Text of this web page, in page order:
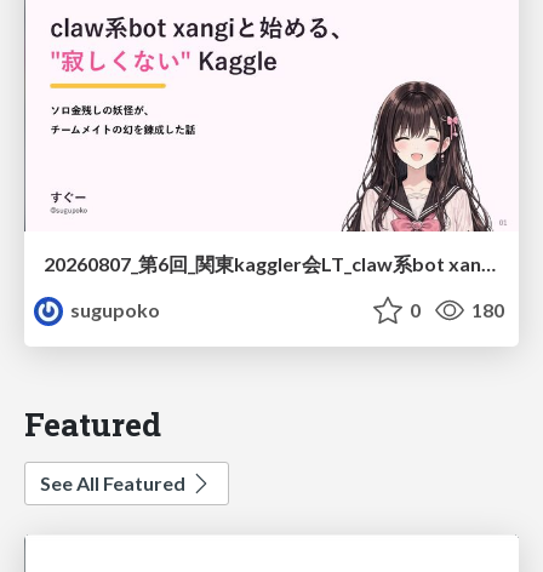
20260807_第6回_関東kaggler会LT_claw系bot xangiと始める、"寂しくない" kaggle
sugupoko
0 180
Featured
See All Featured